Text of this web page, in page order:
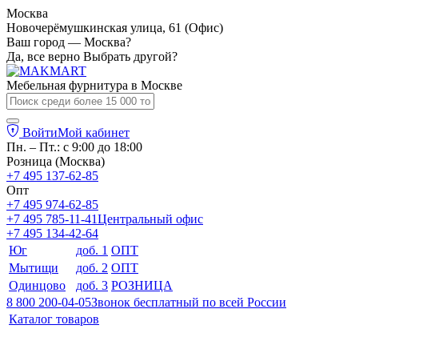
Москва
Новочерёмушкинская улица, 61 (Офис)
Ваш город — Москва?
Да, все верно Выбрать другой?
Мебельная фурнитура в Москве
ВойтиМой кабинет
Пн. – Пт.: с 9:00 до 18:00
Розница (Москва)
+7 495 137-62-85
Опт
+7 495 974-62-85
+7 495 785-11-41Центральный офис
+7 495 134-42-64
Юг
доб. 1 ОПТ
Мытищи
доб. 2 ОПТ
Одинцово
доб. 3 РОЗНИЦА
8 800 200-04-05Звонок бесплатный по всей России
Каталог товаров